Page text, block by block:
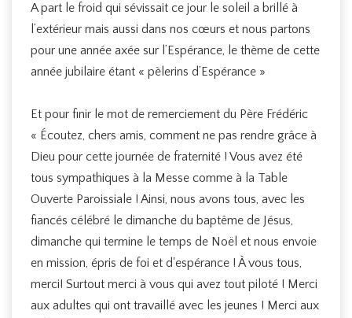
A part le froid qui sévissait ce jour le soleil a brillé à
l’extérieur mais aussi dans nos cœurs et nous partons
pour une année axée sur l’Espérance, le thème de cette
année jubilaire étant « pèlerins d’Espérance »
Et pour finir le mot de remerciement du Père Frédéric
« Écoutez, chers amis, comment ne pas rendre grâce à
Dieu pour cette journée de fraternité ! Vous avez été
tous sympathiques à la Messe comme à la Table
Ouverte Paroissiale ! Ainsi, nous avons tous, avec les
fiancés célébré le dimanche du baptême de Jésus,
dimanche qui termine le temps de Noël et nous envoie
en mission, épris de foi et d'espérance ! À vous tous,
merci! Surtout merci à vous qui avez tout piloté ! Merci
aux adultes qui ont travaillé avec les jeunes ! Merci aux